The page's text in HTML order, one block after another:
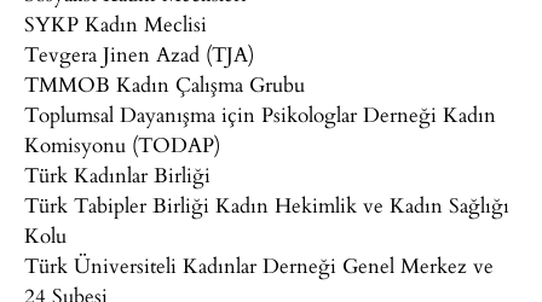
SYKP Kadın Meclisi
Tevgera Jinen Azad (TJA)
TMMOB Kadın Çalışma Grubu
Toplumsal Dayanışma için Psikologlar Derneği Kadın
Komisyonu (TODAP)
Türk Kadınlar Birliği
Türk Tabipler Birliği Kadın Hekimlik ve Kadın Sağlığı
Kolu
Türk Üniversiteli Kadınlar Derneği Genel Merkez ve
24 Şubesi